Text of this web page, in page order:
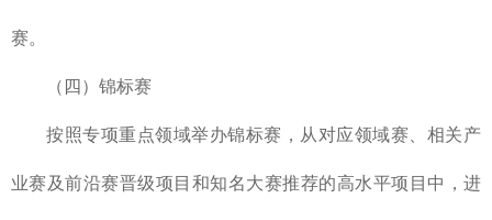
赛。
（四）锦标赛
按照专项重点领域举办锦标赛，从对应领域赛、相关产
业赛及前沿赛晋级项目和知名大赛推荐的高水平项目中，进